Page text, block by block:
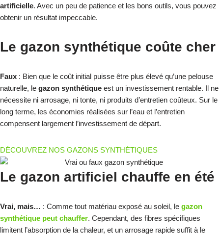
artificielle. Avec un peu de patience et les bons outils, vous pouvez
obtenir un résultat impeccable.
Le gazon synthétique coûte cher
Faux : Bien que le coût initial puisse être plus élevé qu’une pelouse
naturelle, le gazon synthétique est un investissement rentable. Il ne
nécessite ni arrosage, ni tonte, ni produits d’entretien coûteux. Sur le
long terme, les économies réalisées sur l’eau et l’entretien
compensent largement l’investissement de départ.
DÉCOUVREZ NOS GAZONS SYNTHÉTIQUES
Le gazon artificiel chauffe en été
Vrai, mais… : Comme tout matériau exposé au soleil, le gazon
synthétique peut chauffer. Cependant, des fibres spécifiques
limitent l’absorption de la chaleur, et un arrosage rapide suffit à le